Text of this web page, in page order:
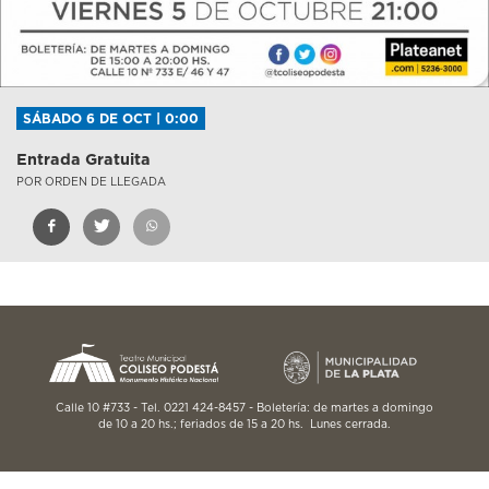
SÁBADO 6 DE OCT | 0:00
Entrada Gratuita
POR ORDEN DE LLEGADA
Calle 10 #733 - Tel. 0221 424-8457 - Boletería: de martes a domingo
de 10 a 20 hs.; feriados de 15 a 20 hs. Lunes cerrada.